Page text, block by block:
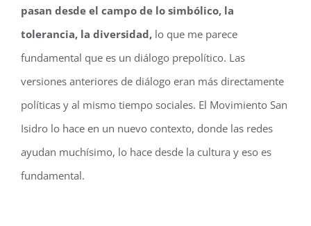
pasan desde el campo de lo simbólico, la
tolerancia, la diversidad, lo que me parece
fundamental que es un diálogo prepolítico. Las
versiones anteriores de diálogo eran más directamente
políticas y al mismo tiempo sociales. El Movimiento San
Isidro lo hace en un nuevo contexto, donde las redes
ayudan muchísimo, lo hace desde la cultura y eso es
fundamental.